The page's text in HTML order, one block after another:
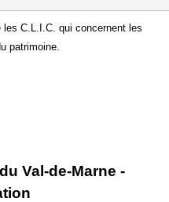
C.L.I.C. qui concernent les
patrimoine.
Val-de-Marne -